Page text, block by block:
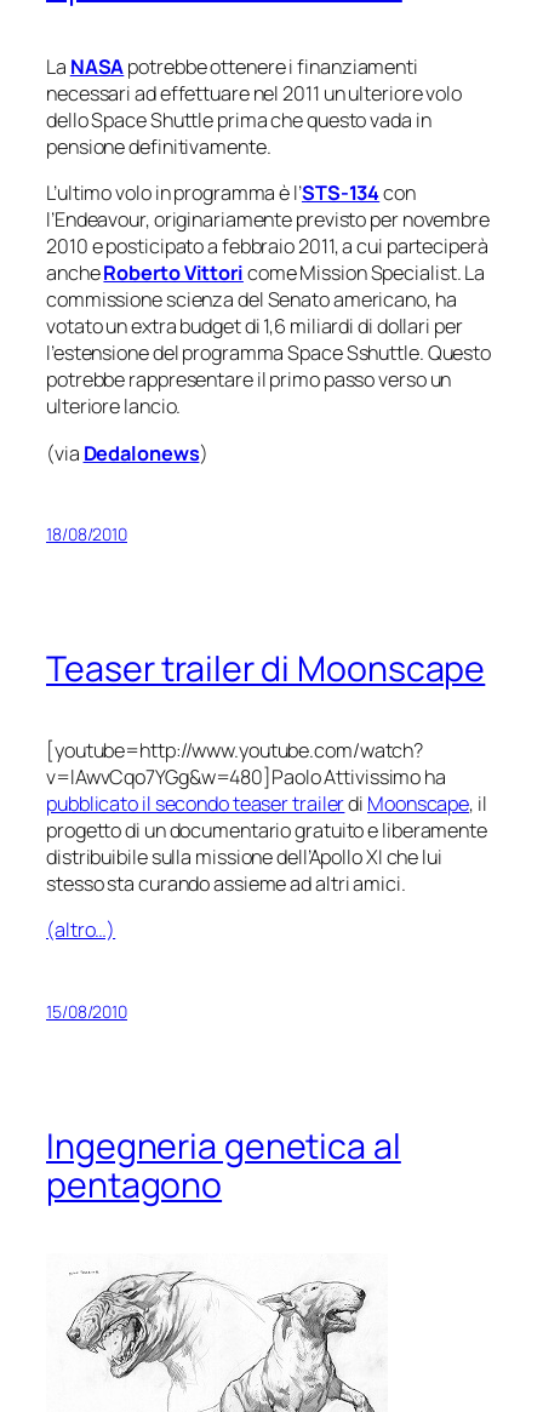
La NASApotrebbe ottenere i finanziamenti
necessari ad effettuare nel 2011 un ulteriore volo
dello Space Shuttle prima che questo vada in
pensione definitivamente.
L’ultimo volo in programma è l’STS-134con
l’Endeavour, originariamente previsto per novembre
2010 e posticipato a febbraio 2011, a cui parteciperà
ancheRoberto Vittoricome Mission Specialist. La
commissione scienza del Senato americano, ha
votato un extra budget di 1,6 miliardi di dollari per
l’estensione del programma Space Sshuttle. Questo
potrebbe rappresentare il primo passo verso un
ulteriore lancio.
(via Dedalonews)
18/08/2010
Teaser trailer di Moonscape
[youtube=http://www.youtube.com/watch?
v=lAwvCqo7YGg&w=480]Paolo Attivissimo ha
pubblicato il secondo teaser trailerdi Moonscape, il
progetto di un documentario gratuito e liberamente
distribuibile sulla missione dell’Apollo XI che lui
stesso sta curando assieme ad altri amici.
(altro…)
15/08/2010
Ingegneria genetica al
pentagono